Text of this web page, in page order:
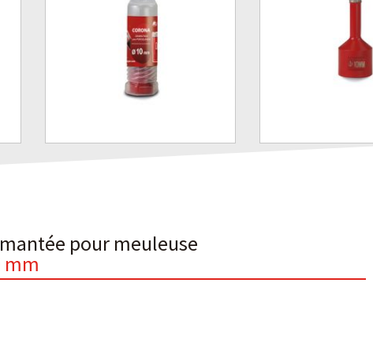
pour meuleuse
mm